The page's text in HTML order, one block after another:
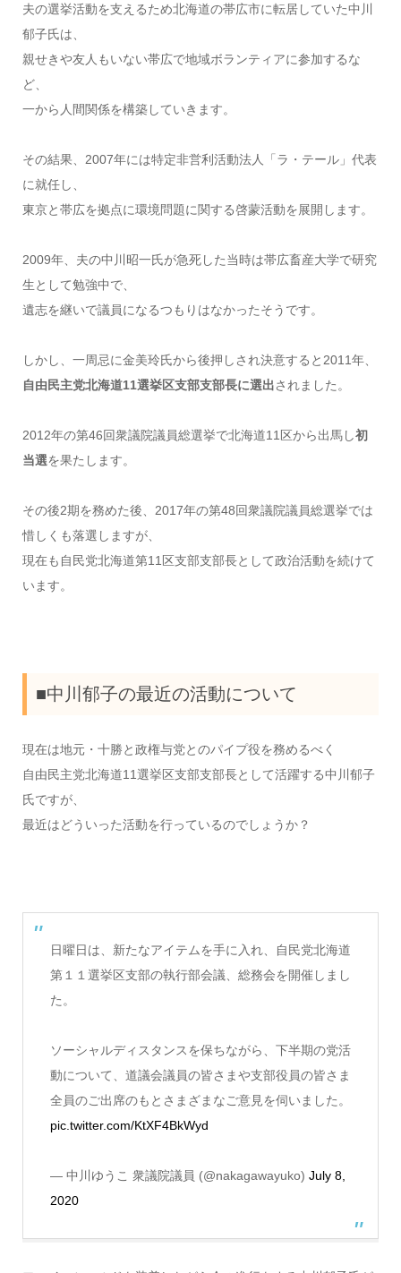
夫の選挙活動を支えるため北海道の帯広市に転居していた中川
郁子氏は、
親せきや友人もいない帯広で地域ボランティアに参加するな
ど、
一から人間関係を構築していきます。
その結果、2007年には特定非営利活動法人「ラ・テール」代表
に就任し、
東京と帯広を拠点に環境問題に関する啓蒙活動を展開します。
2009年、夫の中川昭一氏が急死した当時は帯広畜産大学で研究
生として勉強中で、
遺志を継いで議員になるつもりはなかったそうです。
しかし、一周忌に金美玲氏から後押しされ決意すると2011年、
自由民主党北海道11選挙区支部支部長に選出されました。
2012年の第46回衆議院議員総選挙で北海道11区から出馬し初
当選を果たします。
その後2期を務めた後、2017年の第48回衆議院議員総選挙では
惜しくも落選しますが、
現在も自民党北海道第11区支部支部長として政治活動を続けて
います。
■中川郁子の最近の活動について
現在は地元・十勝と政権与党とのパイプ役を務めるべく
自由民主党北海道11選挙区支部支部長として活躍する中川郁子
氏ですが、
最近はどういった活動を行っているのでしょうか？
日曜日は、新たなアイテムを手に入れ、自民党北海道
第１１選挙区支部の執行部会議、総務会を開催しまし
た。
ソーシャルディスタンスを保ちながら、下半期の党活
動について、道議会議員の皆さまや支部役員の皆さま
全員のご出席のもとさまざまなご意見を伺いました。
pic.twitter.com/KtXF4BkWyd
— 中川ゆうこ 衆議院議員 (@nakagawayuko) July 8,
2020